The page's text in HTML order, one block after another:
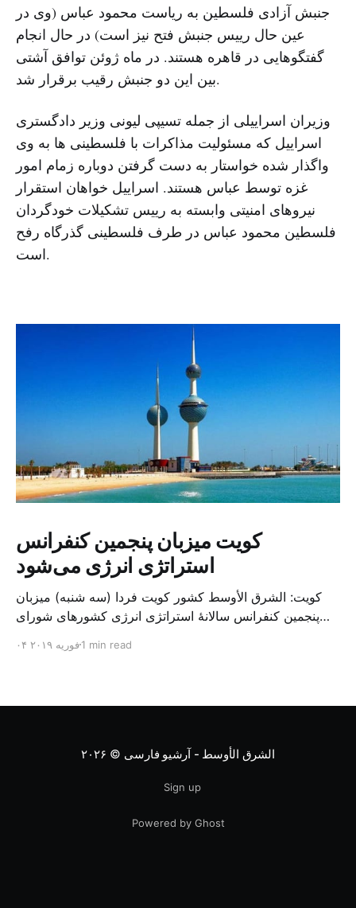
جنبش آزادی فلسطین به ریاست محمود عباس (وی در
عین حال رییس جنبش فتح نیز است) در حال انجام
گفتگوهایی در قاهره هستند. در ماه ژوئن توافق آشتی
بین این دو جنبش رقیب برقرار شد.
وزیران اسراییلی از جمله تسیپی لیونی وزیر دادگستری
اسراییل که مسئولیت مذاکرات با فلسطینی ها به وی
واگذار شده خواستار به دست گرفتن دوباره زمام امور
غزه توسط عباس هستند. اسراییل خواهان استقرار
نیروهای امنیتی وابسته به رییس تشکیلات خودگردان
فلسطین محمود عباس در طرف فلسطینی گذرگاه رفح
است.
کویت میزبان پنجمین کنفرانس
استراتژی انرژی می‌شود
کویت: الشرق الأوسط کشور کویت فردا (سه شنبه) میزبان
پنجمین کنفرانس سالانهٔ استراتژی انرژی کشورهای شورای
متخصص از شرکت‌های جهانی نفت و گاز در این کنفرانس
۰۴ فوریه ۲۰۱۹1 min read
الشرق الأوسط - آرشیو فارسی © ۲۰۲۶
Sign up
Powered by Ghost